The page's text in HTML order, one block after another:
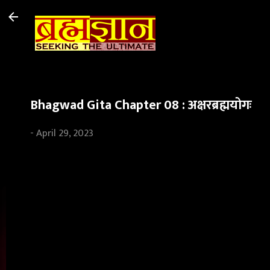
Bhagwad Gita Chapter 08 : अक्षरब्रह्मयोगः
-April 29, 2023